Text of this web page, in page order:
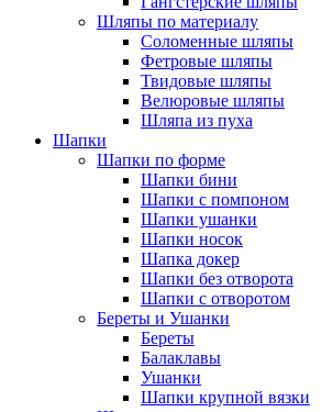
Шляпы по материалу
Соломенные шляпы
Фетровые шляпы
Твидовые шляпы
Велюровые шляпы
Шляпа из пуха
Шапки
Шапки по форме
Шапки бини
Шапки с помпоном
Шапки ушанки
Шапки носок
Шапка докер
Шапки без отворота
Шапки с отворотом
Береты и Ушанки
Береты
Балаклавы
Ушанки
Шапки крупной вязки